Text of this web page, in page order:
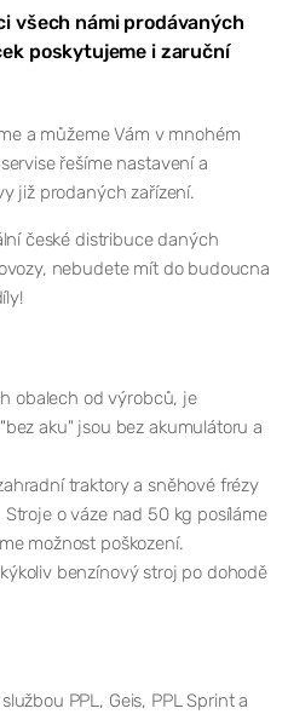
všech námi prodávaných
poskytujeme i zaruční
a můžeme Vám v mnohém
řešíme nastavení a
již prodaných zařízení.
české distribuce daných
nebudete mít do budoucna
obalech od výrobců, je
aku" jsou bez akumulátoru a
traktory a sněhové frézy
o váze nad 50 kg posíláme
možnost poškození.
benzínový stroj po dohodě
PPL, Geis, PPL Sprint a